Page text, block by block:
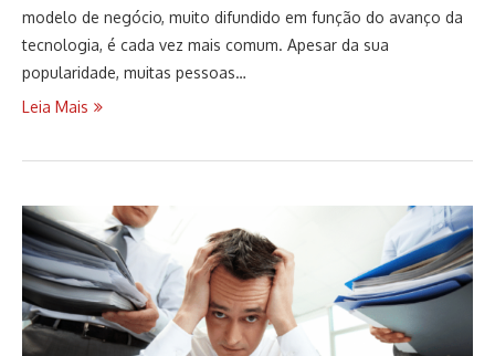
modelo de negócio, muito difundido em função do avanço da
tecnologia, é cada vez mais comum. Apesar da sua
popularidade, muitas pessoas…
Leia Mais